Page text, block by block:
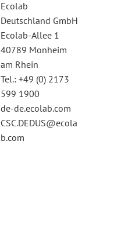
Ecolab
Deutschland GmbH
Ecolab-Allee 1
40789 Monheim
am Rhein
Tel.: +49 (0) 2173
599 1900
de-de.ecolab.com
CSC.DEDUS@ecola
b.com